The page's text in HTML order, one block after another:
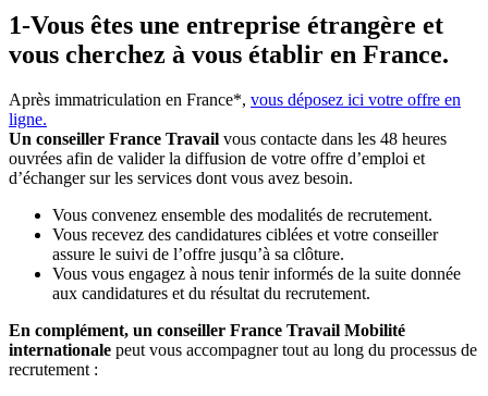
1-Vous êtes une entreprise étrangère et
vous cherchez à vous établir en France.
Après immatriculation en France*, vous déposez ici votre offre en
ligne.
Un conseiller France Travail vous contacte dans les 48 heures
ouvrées afin de valider la diffusion de votre offre d’emploi et
d’échanger sur les services dont vous avez besoin.
Vous convenez ensemble des modalités de recrutement.
Vous recevez des candidatures ciblées et votre conseiller
assure le suivi de l’offre jusqu’à sa clôture.
Vous vous engagez à nous tenir informés de la suite donnée
aux candidatures et du résultat du recrutement.
En complément, un conseiller France Travail Mobilité
internationale peut vous accompagner tout au long du processus de
recrutement :